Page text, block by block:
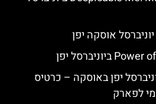
אוסקה יפן
יפן באוסקה – כרטיס
לפארק